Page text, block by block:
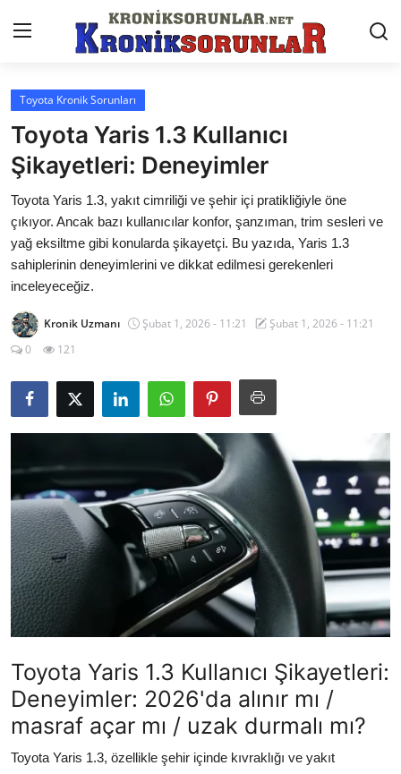
Anasayfa
Markalar
İletişim
Trafik & Cezalar
Sigorta & Kasko
Vergi & ÖTV & MTV
Muayene & Ruhsat
Sorgulamalar
İkinci El & Alım-Satım
Bakım & Arıza Çözümleri
Elektrikli & Hibrit
Kiralama & Filo
Sürüş & Güvenlik
Lastik & Jant
Yağlar & Sıvılar
LPG & Yakıt
Elektrik & Akü
Toyota Kronik Sorunları
Toyota Yaris 1.3 Kullanıcı
Şikayetleri: Deneyimler
Toyota Yaris 1.3, yakıt cimriliği ve şehir içi pratikliğiyle öne
çıkıyor. Ancak bazı kullanıcılar konfor, şanzıman, trim sesleri ve
yağ eksiltme gibi konularda şikayetçi. Bu yazıda, Yaris 1.3
sahiplerinin deneyimlerini ve dikkat edilmesi gerekenleri
inceleyeceğiz.
Kronik Uzmanı Şubat 1, 2026 - 11:21
Şubat 1, 2026 - 11:21
0
121
Toyota Yaris 1.3 Kullanıcı Şikayetleri:
Deneyimler: 2026'da alınır mı /
masraf açar mı / uzak durmalı mı?
Toyota Yaris 1.3, özellikle şehir içinde kıvraklığı ve yakıt